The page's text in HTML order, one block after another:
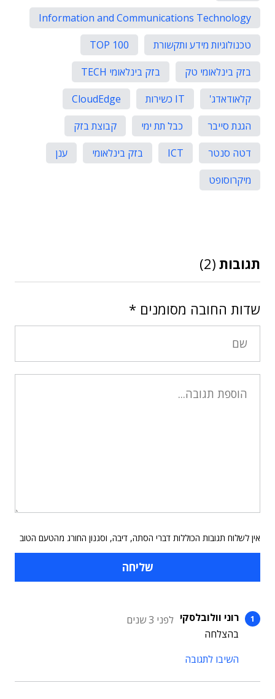
Information and Communications Technology
טכנולוגיות מידע ותקשורת
TOP 100
בזק בינלאומי טק
בזק בינלאומי TECH
קלאודאדג'
IT כשירות
CloudEdge
הגנת סייבר
כבל תת ימי
קבוצת בזק
דטה סנטר
ICT בזק בינלאומי
ענן
מיקרוסופט
תגובות (2)
שדות החובה מסומנים *
אין לשלוח תגובות הכוללות דברי הסתה, דיבה, וסגנון החורג מהטעם הטוב
רוני וולובלסקי לפני 3 שנים
בהצלחה
השיבו לתגובה